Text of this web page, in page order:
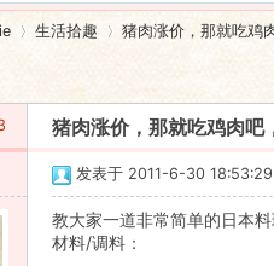
生活拾趣
›
猪肉涨价，那就吃鸡
猪肉涨价，那就吃鸡肉吧
发表于 2011-6-30 18:53:29
教大家一道非常简单的日本
材料/调料：